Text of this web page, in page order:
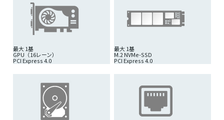
最大 1基
GPU（16レーン）
PCI Express 4.0
最大 1基
M.2 NVMe-SSD
PCI Express 4.0